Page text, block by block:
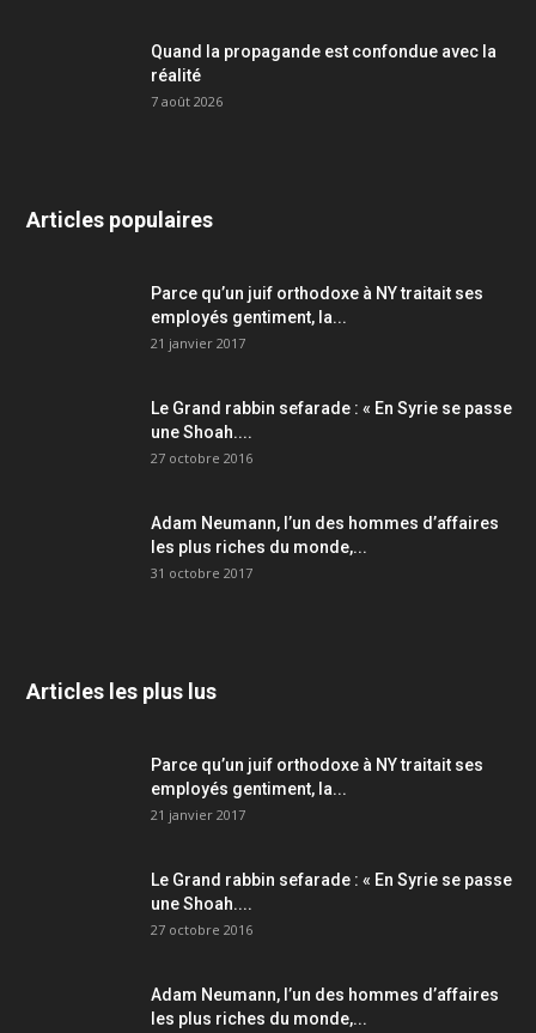
Quand la propagande est confondue avec la
réalité
7 août 2026
Articles populaires
Parce qu’un juif orthodoxe à NY traitait ses
employés gentiment, la...
21 janvier 2017
Le Grand rabbin sefarade : « En Syrie se passe
une Shoah....
27 octobre 2016
Adam Neumann, l’un des hommes d’affaires
les plus riches du monde,...
31 octobre 2017
Articles les plus lus
Parce qu’un juif orthodoxe à NY traitait ses
employés gentiment, la...
21 janvier 2017
Le Grand rabbin sefarade : « En Syrie se passe
une Shoah....
27 octobre 2016
Adam Neumann, l’un des hommes d’affaires
les plus riches du monde,...